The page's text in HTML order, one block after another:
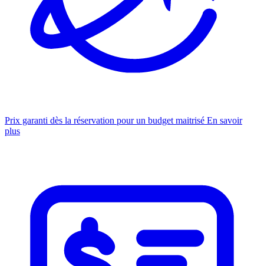
Prix garanti dès la réservation pour un budget maitrisé En savoir
plus